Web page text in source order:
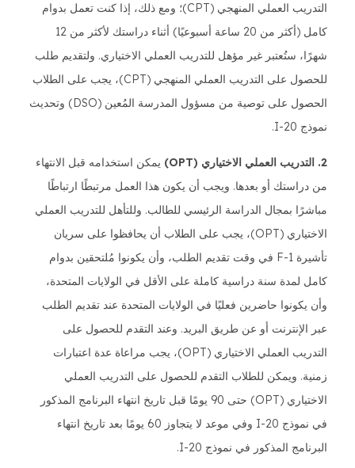
التدريب العملي المنهجي (CPT)؛ ومع ذلك، إذا كنت تعمل بدوام
كامل (أكثر من 20 ساعة أسبوعيًا) أثناء دراستك لأكثر من 12
شهرًا، ستُعتبر غير مؤهل للتدريب العملي الاختياري. ولتقديم طلب
للحصول على التدريب العملي المنهجي (CPT)، يجب على الطلاب
الحصول على توصية من مسؤول المدرسة المُعين (DSO) وتحديث
نموذج I-20.
2. التدريب العملي الاختياري (OPT)
يمكن استخدامه قبل الانتهاء
من دراستك أو بعدها. ويجب أن يكون هذا العمل مرتبطًا ارتباطًا
مباشرًا بمجال الدراسة الرئيسي للطالب. وللتأهل للتدريب العملي
الاختياري (OPT)، يجب على الطلاب أن يحافظوا على سريان
تأشيرة F-1 في وقت تقديم الطلب، وأن يكونوا مُلتحقين بدوام
كامل لمدة سنة دراسية كاملة على الأقل في الولايات المتحدة،
وأن يكونوا حاضرين فعليًا في الولايات المتحدة عند تقديم الطلب
عبر الإنترنت أو عن طريق البريد. وعند التقدم للحصول على
التدريب العملي الاختياري (OPT)، يجب مراعاة عدة اعتبارات
زمنية. ويمكن للطلاب التقدم للحصول على التدريب العملي
الاختياري (OPT) حتى 90 يومًا قبل تاريخ انتهاء البرنامج المذكور
في نموذج I-20 وفي موعد لا يتجاوز 60 يومًا بعد تاريخ انتهاء
البرنامج المذكور في نموذج I-20.